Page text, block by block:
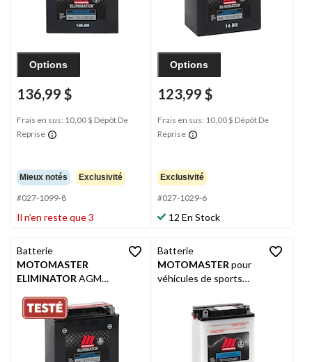
Options
136,99 $
Frais en sus: 10,00 $ Dépôt De
Reprise
Mieux notés Exclusivité
#027-1099-8
Il n’en reste que 3
Options
123,99 $
Frais en sus: 10,00 $ Dépôt De
Reprise
Exclusivité
#027-1029-6
12 En Stock
Batterie
MOTOMASTER
ELIMINATOR AGM
sports motorisés, 14L-
BS
Batterie
MOTOMASTER pour
véhicules de sports